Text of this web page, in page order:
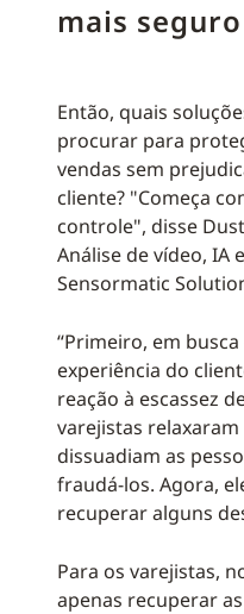
mais seguro
Então, quais
procurar para
vendas sem
cliente? "Começa
controle", disse
Análise de vídeo, IA
Sensormatic
“Primeiro, em
experiência do
reação à escassez
varejistas
dissuadiam as
fraudá-los. Agora,
recuperar alguns
Para os varejistas,
apenas recuperar